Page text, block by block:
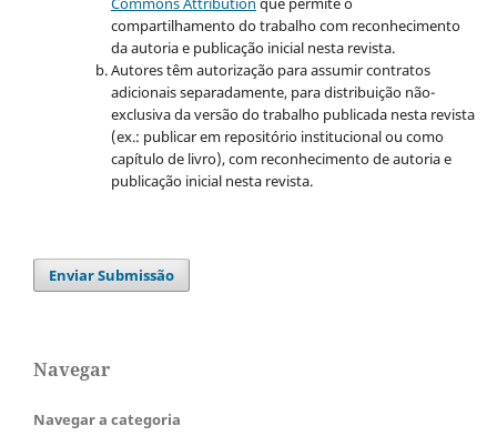
compartilhamento do trabalho com reconhecimento
da autoria e publicação inicial nesta revista.
Autores têm autorização para assumir contratos
adicionais separadamente, para distribuição não-
exclusiva da versão do trabalho publicada nesta revista
(ex.: publicar em repositório institucional ou como
capítulo de livro), com reconhecimento de autoria e
publicação inicial nesta revista.
Enviar Submissão
Navegar
Navegar a categoria